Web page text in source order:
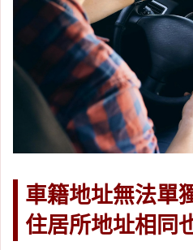
車籍地址無法單
住居所地址相同